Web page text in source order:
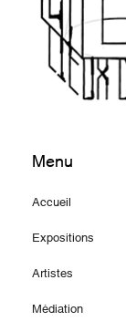
Menu
Accueil
Expositions
Artistes
Médiation